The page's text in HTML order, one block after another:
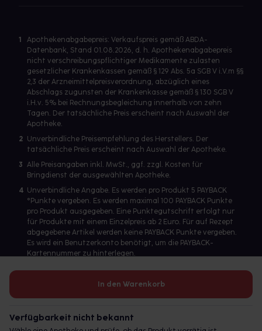
In den Warenkorb
Verfügbarkeit nicht bekannt
1
Apothekenabgabepreis: Verkaufspreis gemäß ABDA-
Datenbank, Stand 01.08.2026, d. h. Apothekenabgabepreis
nicht verschreibungspflichtiger Medikamente zulasten
gesetzlicher Krankenkassen gemäß § 129 Abs. 5a SGB V i.V.m §§
2,3 der Arzneimittelpreisverordnung, abzüglich eines
Abschlags zugunsten der Krankenkasse gemäß § 130 SGB V
i.H.v. 5% bei Rechnungsbegleichung innerhalb von zehn
Tagen. Der tatsächliche Preis erscheint nach Auswahl der
Apotheke.
2 Unverbindliche Preisempfehlung des Herstellers. Der
tatsächliche Preis erscheint nach Auswahl der Apotheke.
3 Alle Preisangaben inkl. MwSt., ggf. zzgl. Kosten für
Bringdienst der ausgewählten Apotheke.
4 Unverbindliche Angabe. Es werden pro Produkt 5 PAYBACK
°Punkte vergeben. Es werden maximal 100 PAYBACK Punkte
pro Produkt ausgegeben. Eine Punktegutschrift erfolgt nur
für Produkte mit einem Einzelpreis ab 2 Euro. Für auf Rezept
abgegebene Artikel werden keine PAYBACK Punkte vergeben.
Es wird ein Benutzerkonto benötigt, um die PAYBACK-
Kartennummer zu hinterlegen.
Betreiber des Portals und verantwortlich: gesund.de GmbH &
© 2026 gesund.de GmbH & Co. KG